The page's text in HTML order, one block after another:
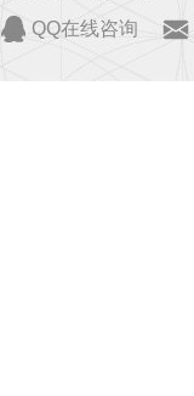
QQ在线咨询